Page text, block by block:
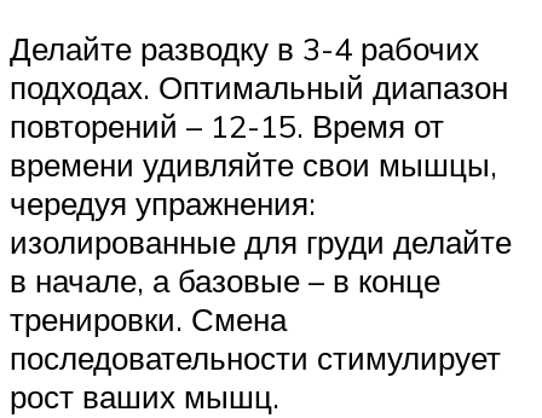
Делайте разводку в 3-4 рабочих
подходах. Оптимальный диапазон
повторений – 12-15. Время от
времени удивляйте свои мышцы,
чередуя упражнения:
изолированные для груди делайте
в начале, а базовые – в конце
тренировки. Смена
последовательности стимулирует
рост ваших мышц.